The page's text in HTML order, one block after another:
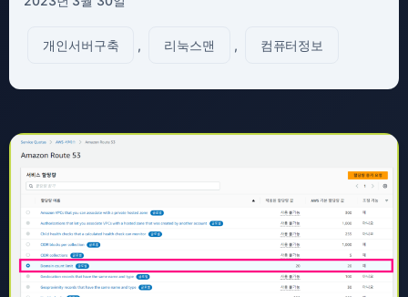
개인서버구축 , 리눅스맨 , 컴퓨터정보